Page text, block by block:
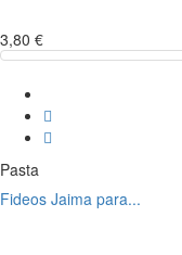
3,80 €
Pasta
Fideos Jaima para...